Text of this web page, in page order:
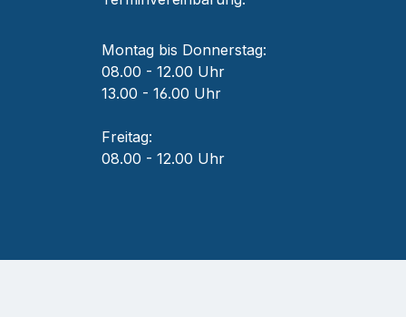
Montag bis Donnerstag:
08.00 - 12.00 Uhr
13.00 - 16.00 Uhr
Freitag:
08.00 - 12.00 Uhr